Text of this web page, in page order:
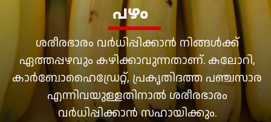
ശരീരഭാരം വര്‍ധിപ്പിക്കാന്‍ നിങ്ങള്‍ക്ക്
ഏത്തപ്പഴവും കഴിക്കാവുന്നതാണ്. കലോറി,
കാര്‍ബോഹൈഡ്രേറ്റ്, പ്രകൃതിദത്ത പഞ്ചസാര
എന്നിവയുള്ളതിനാല്‍ ശരീരഭാരം
വര്‍ധിപ്പിക്കാന്‍ സഹായിക്കും.
പഴം